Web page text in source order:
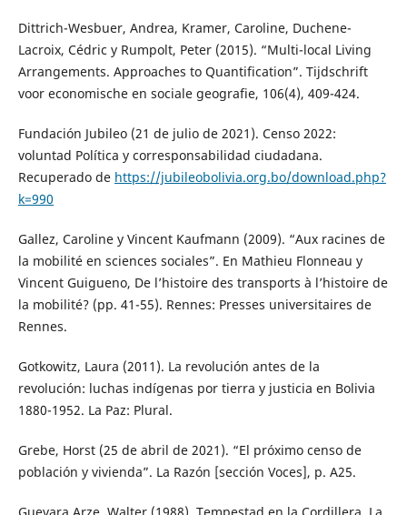
Dittrich-Wesbuer, Andrea, Kramer, Caroline, Duchene-
Lacroix, Cédric y Rumpolt, Peter (2015). “Multi-local Living
Arrangements. Approaches to Quantification”. Tijdschrift
voor economische en sociale geografie, 106(4), 409-424.
Fundación Jubileo (21 de julio de 2021). Censo 2022:
voluntad Política y corresponsabilidad ciudadana.
Recuperado de https://jubileobolivia.org.bo/download.php?
k=990
Gallez, Caroline y Vincent Kaufmann (2009). “Aux racines de
la mobilité en sciences sociales”. En Mathieu Flonneau y
Vincent Guigueno, De l’histoire des transports à l’histoire de
la mobilité? (pp. 41-55). Rennes: Presses universitaires de
Rennes.
Gotkowitz, Laura (2011). La revolución antes de la
revolución: luchas indígenas por tierra y justicia en Bolivia
1880-1952. La Paz: Plural.
Grebe, Horst (25 de abril de 2021). “El próximo censo de
población y vivienda”. La Razón [sección Voces], p. A25.